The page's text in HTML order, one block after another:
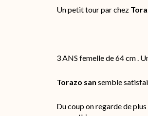
Un petit tour par chez
3 ANS femelle de 64 cm .
Torazo san semble
Du coup on regarde de